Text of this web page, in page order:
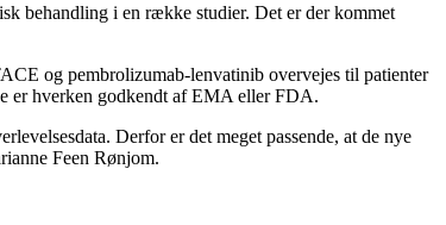
behandling i en række studier. Det er der kommet
og pembrolizumab-lenvatinib overvejes til patienter
er hverken godkendt af EMA eller FDA.
Derfor er det meget passende, at de nye
Feen Rønjom.